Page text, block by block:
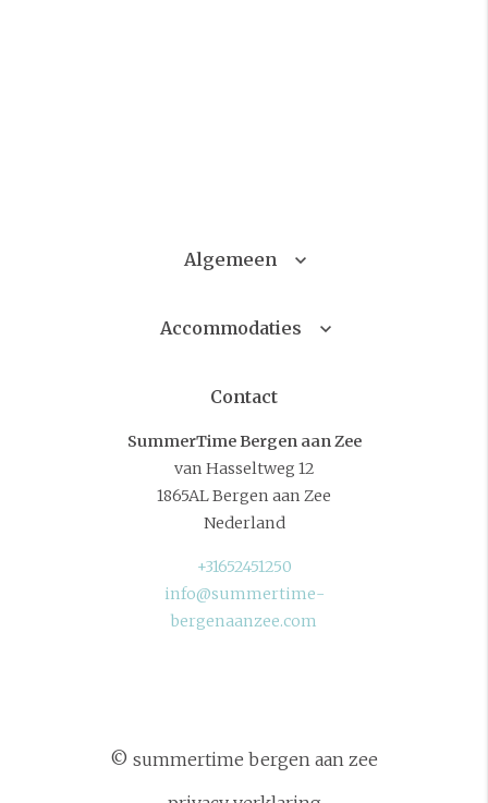
Algemeen
Accommodaties
Contact
SummerTime Bergen aan Zee
van Hasseltweg 12
1865AL Bergen aan Zee
Nederland
+31652451250
info@summertime-
bergenaanzee.com
© summertime bergen aan zee